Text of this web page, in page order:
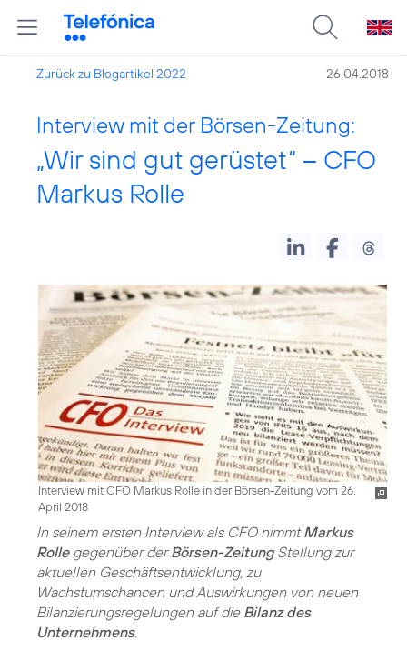
Zurück zu Blogartikel 2022 26.04.2018
Interview mit der Börsen-Zeitung:
„Wir sind gut gerüstet“ – CFO
Markus Rolle
Interview mit CFO Markus Rolle in der Börsen-Zeitung vom 26.
April 2018
In seinem ersten Interview als CFO nimmtMarkus
Rollegegenüber derBörsen-ZeitungStellung zur
aktuellen Geschäftsentwicklung, zu
Wachstumschancen und Auswirkungen von neuen
Bilanzierungsregelungen auf die Bilanz des
Unternehmens.